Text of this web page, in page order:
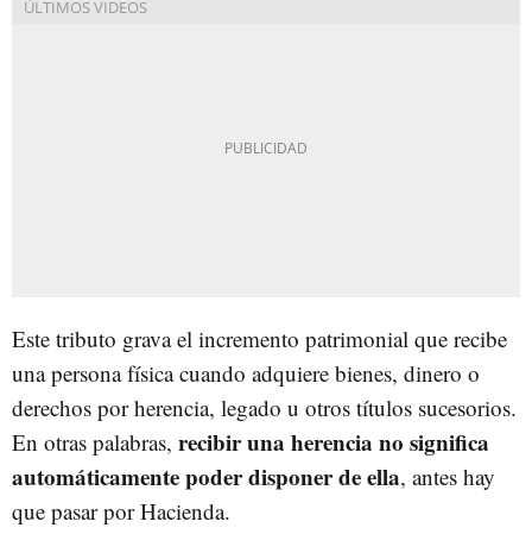
Este tributo grava el incremento patrimonial que recibe
una persona física cuando adquiere bienes, dinero o
derechos por herencia, legado u otros títulos sucesorios.
En otras palabras, recibir una herencia no significa
automáticamente poder disponer de ella, antes hay
que pasar por Hacienda.